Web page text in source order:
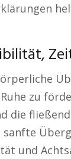
zu
die
und